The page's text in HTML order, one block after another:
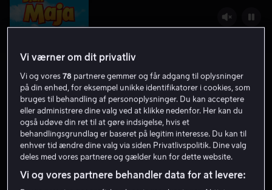
Bien Maja
5.7 2012 Tilladt for alle
Vi værner om dit privatliv
Vi og vores78 partnere gemmer og får adgang til oplysninger
på din enhed, for eksempel unikke identifikatorer i cookies, som
bruges til behandling af personoplysninger. Du kan acceptere
eller administrere dine valg ved at klikke nedenfor. Her kan du
også udøve din ret til at gøre indsigelse, hvis et
behandlingsgrundlag er baseret på legitim interesse. Du kan til
enhver tid ændre dine valg via siden Privatlivspolitik. Dine valg
deles med vores partnere og gælder kun for dette website.
Vi og vores partnere behandler data for at levere: